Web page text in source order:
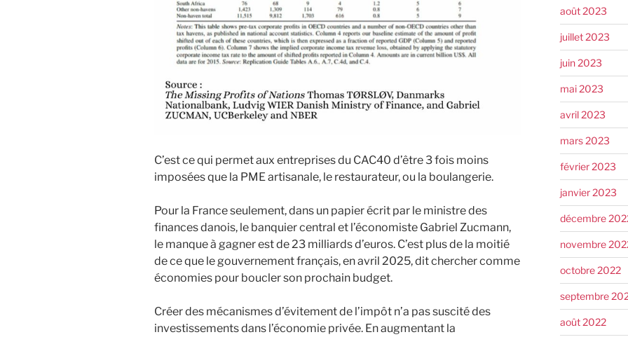
C’est ce qui permet aux entreprises du CAC40 d’être 3 fois moins
imposées que la PME artisanale, le restaurateur, ou la boulangerie.
Pour la France seulement, dans un papier écrit par le ministre des
finances danois, le banquier central et l’économiste Gabriel Zucmann,
le manque à gagner est de 23 milliards d’euros. C’est plus de la moitié
de ce que le gouvernement français, en avril 2025, dit chercher comme
économies pour boucler son prochain budget.
Créer des mécanismes d’évitement de l’impôt n’a pas suscité des
investissements dans l’économie privée. En augmentant la
août 2023
juillet 2023
juin 2023
mai 2023
avril 2023
mars 2023
février 2023
janvier 2023
décembre
novembre
octobre 2022
septembre
août 2022